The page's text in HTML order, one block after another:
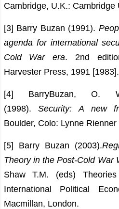
Cambridge, U.K.: Cambridge
[3] Barry Buzan (1991).
agenda for international
Cold War era. 2nd
Harvester Press, 1991 [1983].
[4] BarryBuzan, O.
(1998).Security: A new
Boulder, Colo: Lynne Rienner
[5] Barry Buzan (2003).
Theory in the Post-Cold War
Shaw T.M. (eds)
International Political
Macmillan, London.